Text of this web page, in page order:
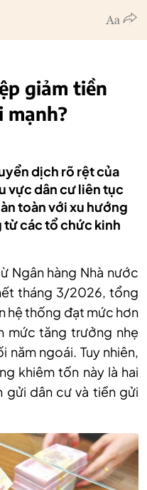
giảm tiền
mạnh?
dịch rõ rệt của
vực dân cư liên tục
toàn với xu hướng
các tổ chức kinh
Ngân hàng Nhà nước
tháng 3/2026, tổng
hệ thống đạt mức hơn
mức tăng trưởng nhẹ
ngoái. Tuy nhiên,
khiêm tốn này là hai
gửi dân cư và tiền gửi